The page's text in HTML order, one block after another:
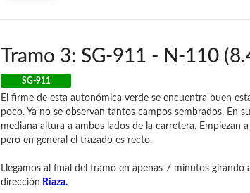
Tramo 3: SG-911 - N-110
SG-911
El firme de esta autonómica verde se encuentra buen
poco. Ya no se observan tantos campos sembrados. En
mediana altura a ambos lados de la carretera. Empiezan
pero en general el trazado es recto.
Llegamos al final del tramo en apenas 7 minutos girando
dirección Riaza.